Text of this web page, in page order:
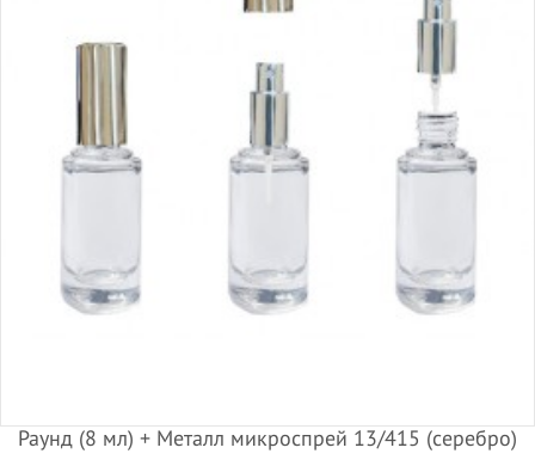
Раунд (8 мл) + Металл микроспрей 13/415 (серебро)